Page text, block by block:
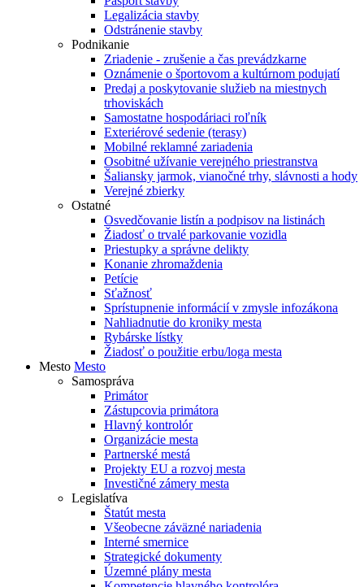
Legalizácia stavby
Odstránenie stavby
Podnikanie
Zriadenie - zrušenie a čas prevádzkarne
Oznámenie o športovom a kultúrnom podujatí
Predaj a poskytovanie služieb na miestnych
trhoviskách
Samostatne hospodáriaci roľník
Exteriérové sedenie (terasy)
Mobilné reklamné zariadenia
Osobitné užívanie verejného priestranstva
Šaliansky jarmok, vianočné trhy, slávnosti a hody
Verejné zbierky
Ostatné
Osvedčovanie listín a podpisov na listinách
Žiadosť o trvalé parkovanie vozidla
Priestupky a správne delikty
Konanie zhromaždenia
Petície
Sťažnosť
Sprístupnenie informácií v zmysle infozákona
Nahliadnutie do kroniky mesta
Rybárske lístky
Žiadosť o použitie erbu/loga mesta
Mesto Mesto
Samospráva
Primátor
Zástupcovia primátora
Hlavný kontrolór
Organizácie mesta
Partnerské mestá
Projekty EU a rozvoj mesta
Investičné zámery mesta
Legislatíva
Štatút mesta
Všeobecne záväzné nariadenia
Interné smernice
Strategické dokumenty
Územné plány mesta